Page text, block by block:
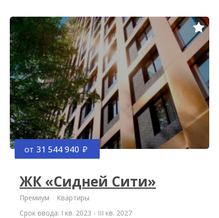
от 31 544 940
ЖК «Сидней Сити»
Премиум
Квартиры
Срок ввода: I кв. 2023 - III кв. 2027